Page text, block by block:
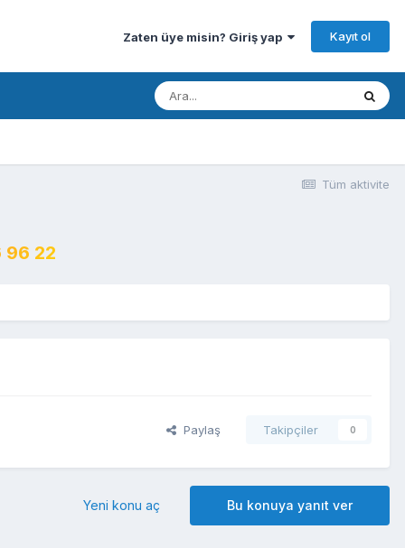
Zaten üye misin? Giriş yap Kayıt ol
Tüm aktivite
96 22
Paylaş Takipçiler 0
Bu konuya yanıt ver
Yeni konu aç